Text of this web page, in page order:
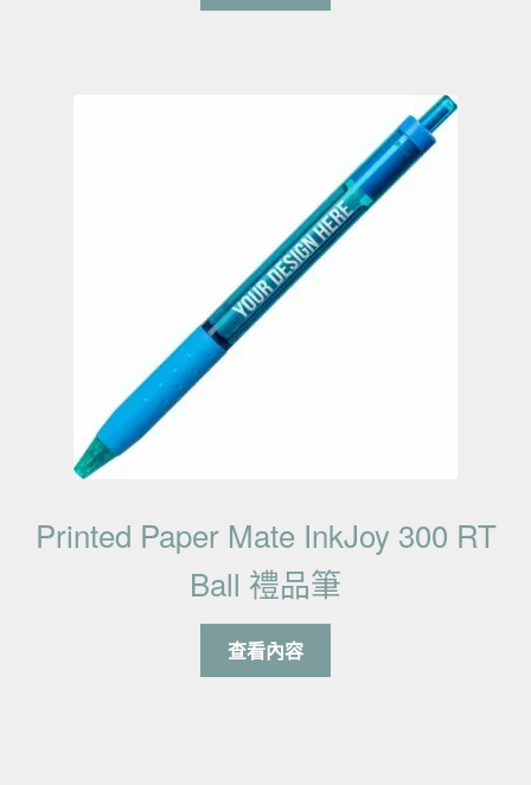
Printed Paper Mate InkJoy 300 RT
Ball 禮品筆
查看內容